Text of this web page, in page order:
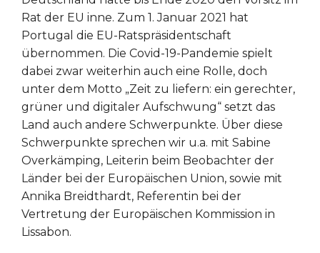
Rat der EU inne. Zum 1. Januar 2021 hat
Portugal die EU-Ratspräsidentschaft
übernommen. Die Covid-19-Pandemie spielt
dabei zwar weiterhin auch eine Rolle, doch
unter dem Motto „Zeit zu liefern: ein gerechter,
grüner und digitaler Aufschwung“ setzt das
Land auch andere Schwerpunkte. Über diese
Schwerpunkte sprechen wir u.a. mit Sabine
Overkämping, Leiterin beim Beobachter der
Länder bei der Europäischen Union, sowie mit
Annika Breidthardt, Referentin bei der
Vertretung der Europäischen Kommission in
Lissabon.